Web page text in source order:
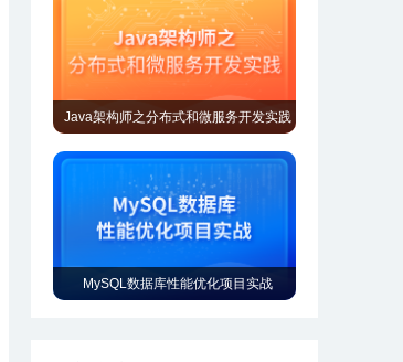
Java架构师之分布式和微服务开发实践
MySQL数据库性能优化项目实战